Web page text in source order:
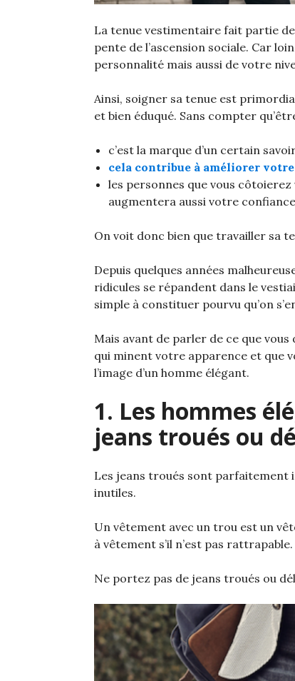
La tenue vestimentaire fait partie
pente de l’ascension sociale. Car
personnalité mais aussi de votre
Ainsi, soigner sa tenue est
et bien éduqué. Sans compter
c’est la marque d’un certain
cela contribue à améliorer
les personnes que vous
augmentera aussi votre
On voit donc bien que travailler sa
Depuis quelques années
ridicules se répandent dans le
simple à constituer pourvu qu’on
Mais avant de parler de ce que
qui minent votre apparence et que
l’image d’un homme élégant.
1. Les hommes
jeans troués ou
Les jeans troués sont parfaitement
inutiles.
Un vêtement avec un trou est un
à vêtement s’il n’est pas rattrapable.
Ne portez pas de jeans troués ou